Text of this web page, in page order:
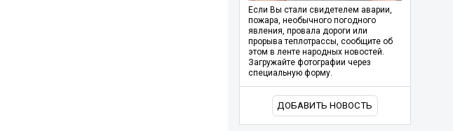
Если Вы стали свидетелем аварии,
пожара, необычного погодного
явления, провала дороги или
прорыва теплотрассы, сообщите об
этом в ленте народных новостей.
Загружайте фотографии через
специальную форму.
ДОБАВИТЬ НОВОСТЬ